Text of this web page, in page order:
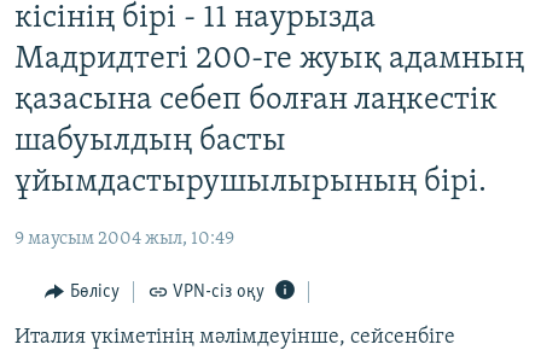
content
Skip
to
main
Navigation
Skip
AZATTYQTV
ҚАҢТАР ОҚИҒАСЫ
АДАМ ҚҰҚЫҚТАРЫ
ӘЛЕУМЕТ
Русский
кісінің бірі - 11 наурызда
Мадридтегі 200-ге жуық адамның
қазасына себеп болған лаңкестік
шабуылдың басты
ұйымдастырушылырының бірі.
9 маусым 2004 жыл, 10:49
Бөлісу VPN-сіз оқу
Италия үкіметінің мәлімдеуінше, сейсенбіге